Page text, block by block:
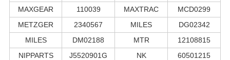
MAXGEAR 110039 MAXTRAC
MCD0299
METZGER
2340567 MILES
DG02342
MILES
DM02188 MTR
12108815
NIPPARTS
J5520901G NK
60501215